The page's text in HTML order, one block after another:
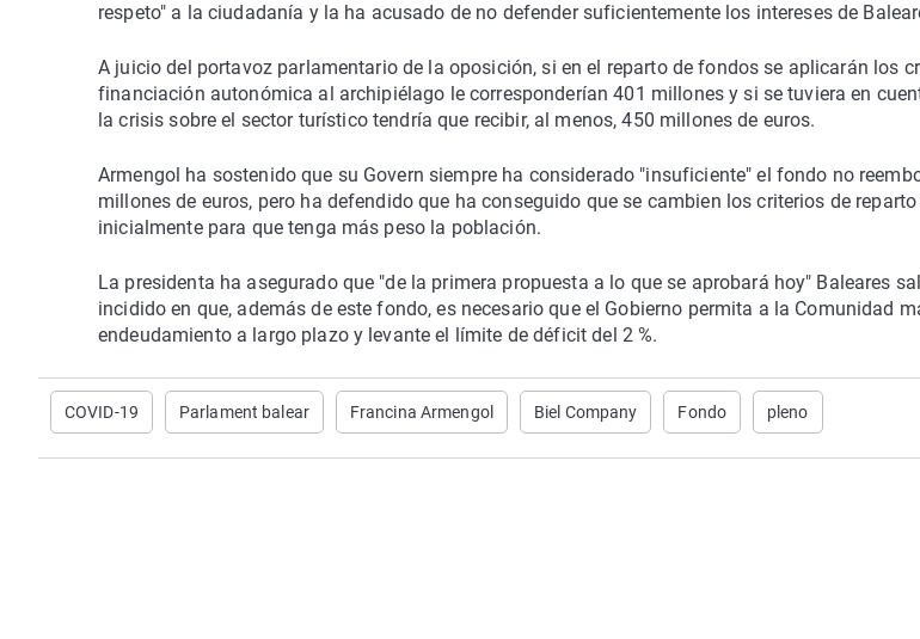
respeto" a la ciudadanía y la ha acusado de no defender suficientemente los intereses de
A juicio del portavoz parlamentario de la oposición, si en el reparto de fondos se aplicarán los
financiación autonómica al archipiélago le corresponderían 401 millones y si se tuviera en
la crisis sobre el sector turístico tendría que recibir, al menos, 450 millones de euros.
Armengol ha sostenido que su Govern siempre ha considerado "insuficiente" el fondo no
millones de euros, pero ha defendido que ha conseguido que se cambien los criterios de
inicialmente para que tenga más peso la población.
La presidenta ha asegurado que "de la primera propuesta a lo que se aprobará hoy" Baleares
incidido en que, además de este fondo, es necesario que el Gobierno permita a la Comunidad
endeudamiento a largo plazo y levante el límite de déficit del 2 %.
COVID-19 Parlament balear Francina Armengol Biel Company Fondo pleno